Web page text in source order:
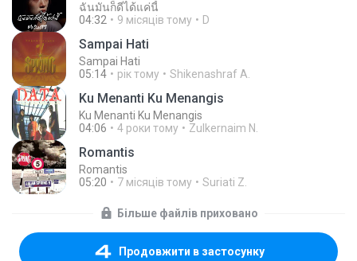
ฉันมันก็ดีได้แค่นี้
04:32
9 місяців тому D
Sampai Hati
Sampai Hati
05:14
рік тому Shikenashraf A.
Ku Menanti Ku Menangis
Ku Menanti Ku Menangis
04:06
4 роки тому Zulkernaim N.
Romantis
Romantis
05:20
7 місяців тому Suriati Z.
Більше файлів приховано
Продовжити в застосунку